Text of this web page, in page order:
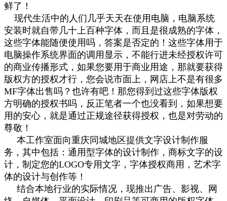
鲜了！
现代生活中的人们几乎天天在使用电脑，电脑系统
安装时就自带几十上百种字体，而且是很成熟的字体，
这些字体能随便使用吗，答案是否定的！这些字体用于
电脑操作系统界面的调用显示，不能行进未经授权许可
的商业传播形式，如果您要用于商业用途，那就要获得
版权方的授权才行，您会说市面上，网店上不是有很多
MF字体出售吗？也许有吧！那您得到过这些字体版权
方明确的授权书吗，反正笔者一个也没看到，如果想要
用的安心，就是通过正规途径获得授权，也是对劳动的
尊敬！
本工作室面向重庆同城地区提供文字设计制作服
务，其中包括：通用型字体的设计制作，商标文字的设
计，制定您的LOGO专用文字，字体授权商用，艺术字
体的设计与创作等！
结合本地行业的实际情况，现推出广告、影视、网